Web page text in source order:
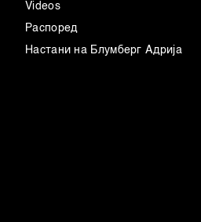
Videos
Распоред
Настани на Блумберг Адрија